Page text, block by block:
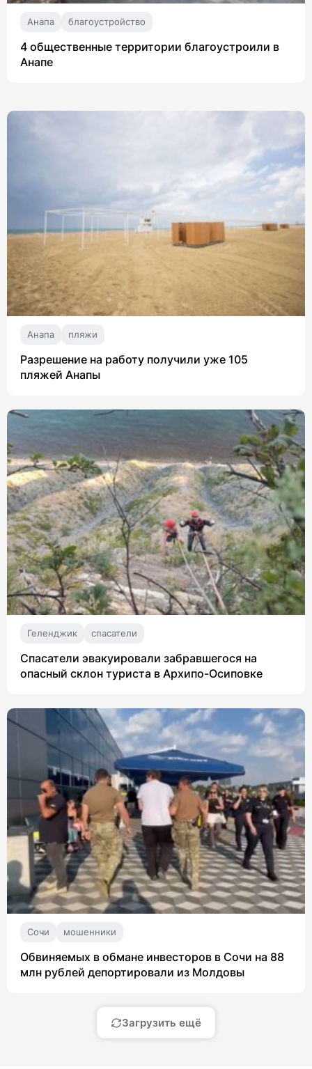
Анапа благоустройство
4 общественные территории благоустроили в
Анапе
Анапа пляжи
Разрешение на работу получили уже 105
пляжей Анапы
Геленджик спасатели
Спасатели эвакуировали забравшегося на
опасный склон туриста в Архипо-Осиповке
Сочи мошенники
Обвиняемых в обмане инвесторов в Сочи на 88
млн рублей депортировали из Молдовы
Загрузить ещё